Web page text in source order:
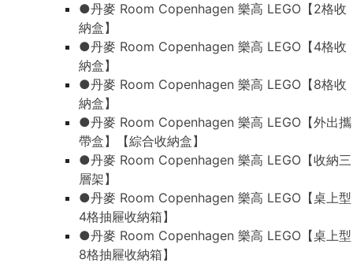
●丹麥 Room Copenhagen 樂高 LEGO【2格收
納盒】
●丹麥 Room Copenhagen 樂高 LEGO【4格收
納盒】
●丹麥 Room Copenhagen 樂高 LEGO【8格收
納盒】
●丹麥 Room Copenhagen 樂高 LEGO【外出攜
帶盒】【綜合收納盒】
●丹麥 Room Copenhagen 樂高 LEGO【收納三
層架】
●丹麥 Room Copenhagen 樂高 LEGO【桌上型
4格抽屜收納箱】
●丹麥 Room Copenhagen 樂高 LEGO【桌上型
8格抽屜收納箱】